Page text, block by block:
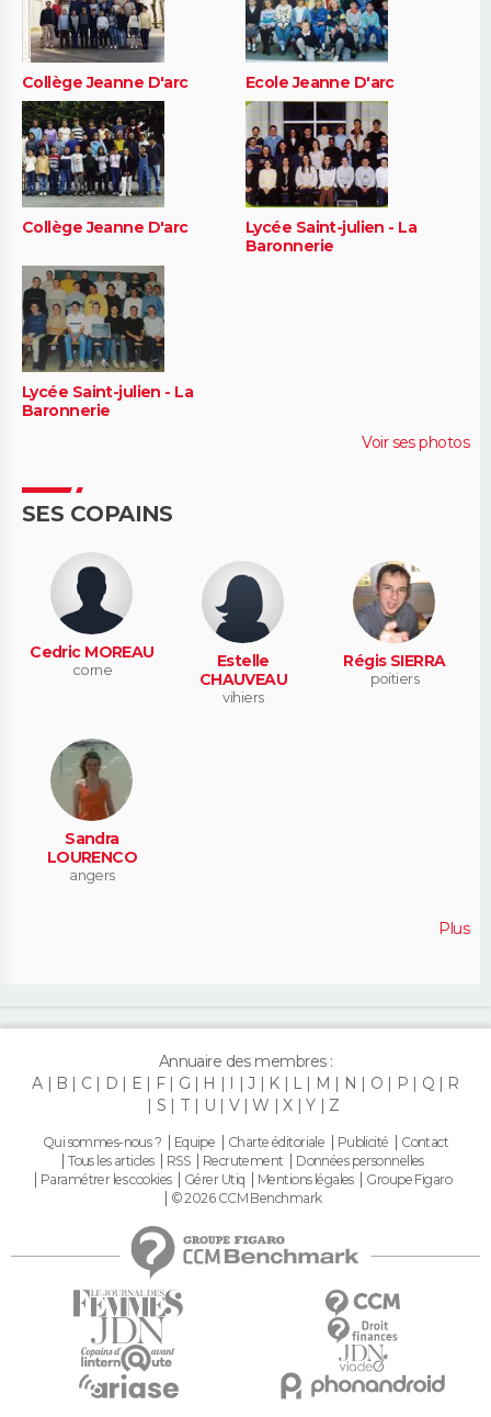
Collège Jeanne D'arc Ecole Jeanne D'arc
Collège Jeanne D'arc
Lycée Saint-julien - La
Baronnerie
Lycée Saint-julien - La
Baronnerie
Voir ses photos
SES COPAINS
Cedric MOREAU
corne
Estelle
CHAUVEAU
vihiers
Régis SIERRA
poitiers
Sandra
LOURENCO
angers
Plus
Annuaire des membres :
A
B C D E F G H I J K L M N O P Q
R
S
T U V W X Y Z
Qui sommes-nous ? Equipe Charte éditoriale Publicité
Contact
Tous les articles
RSS Recrutement
Données personnelles
Paramétrer les cookies
Gérer Utiq Mentions légales
Groupe Figaro
© 2026 CCM Benchmark